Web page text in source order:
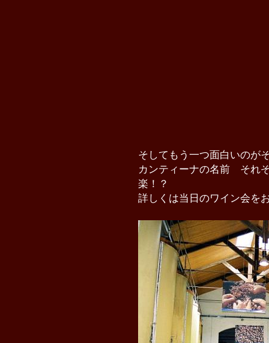
そしてもう一つ面白いのが
カンティーナの名前 それ
楽！？
詳しくは当日のワイン会を